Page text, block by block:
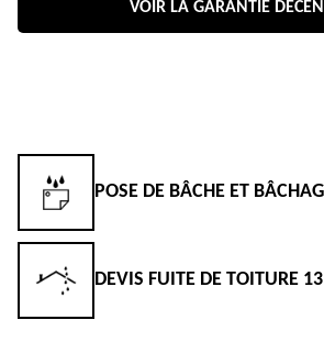
VOIR LA GARANTIE
POSE DE BÂCHE ET
DEVIS FUITE DE TOITURE 13